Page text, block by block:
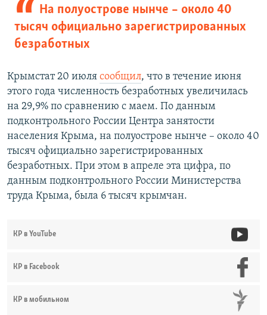
На полуострове нынче – около 40
тысяч официально зарегистрированных
безработных
Крымстат 20 июля сообщил, что в течение июня
этого года численность безработных увеличилась
на 29,9% по сравнению с маем. По данным
подконтрольного России Центра занятости
населения Крыма, на полуострове нынче – около 40
тысяч официально зарегистрированных
безработных. При этом в апреле эта цифра, по
данным подконтрольного России Министерства
труда Крыма, была 6 тысяч крымчан.
КР в YouTube
КР в Facebook
КР в мобильном